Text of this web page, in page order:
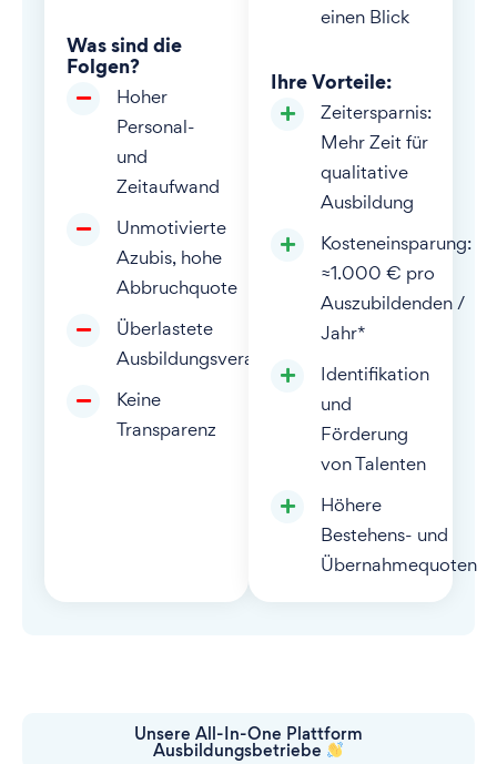
Was sind die
Folgen?
Hoher
Personal-
und
Zeitaufwand
Unmotivierte
Azubis, hohe
Abbruchquote
Überlastete
Ausbildungsverantwortliche
Keine
Transparenz
einen Blick
Ihre Vorteile:
Zeitersparnis:
Mehr Zeit für
qualitative
Ausbildung
Kosteneinsparung:
≈1.000 € pro
Auszubildenden /
Jahr*
Identifikation
und
Förderung
von Talenten
Höhere
Bestehens- und
Übernahmequoten
Unsere All-In-One Plattform
Ausbildungsbetriebe